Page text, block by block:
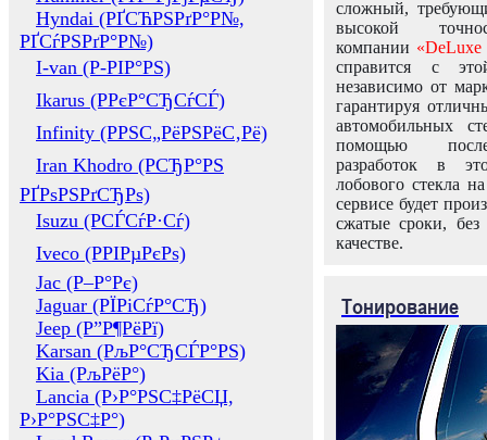
Hyndai (РҐСЋРЅРґР°Р№,
РҐСѓРЅРґР°Р№)
I-van (Р-РІР°РЅ)
Ikarus (РРєР°СЂСѓСЃ)
Infinity (РРЅС„РёРЅРёС‚Рё)
Iran Khodro (РСЂР°РЅ
РҐРѕРЅРґСЂРѕ)
Isuzu (РСЃСѓР·Сѓ)
Iveco (РРІРµРєРѕ)
Jac (Р–Р°Рє)
Jaguar (РЇРіСѓР°СЂ)
Jeep (Р”Р¶РёРї)
Karsan (РљР°СЂСЃР°РЅ)
Kia (РљРёР°)
Lancia (Р›Р°РЅС‡РёСЏ,
Р›Р°РЅС‡Р°)
сложный,
высокой
компании «DeLuxe
справится с
независимо от
гарантируя
автомобильных
помощью
разработок в
лобового стекла
сервисе будет
сжатые сроки,
качестве.
Тонирование